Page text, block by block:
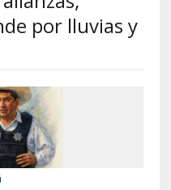
por lluvias y